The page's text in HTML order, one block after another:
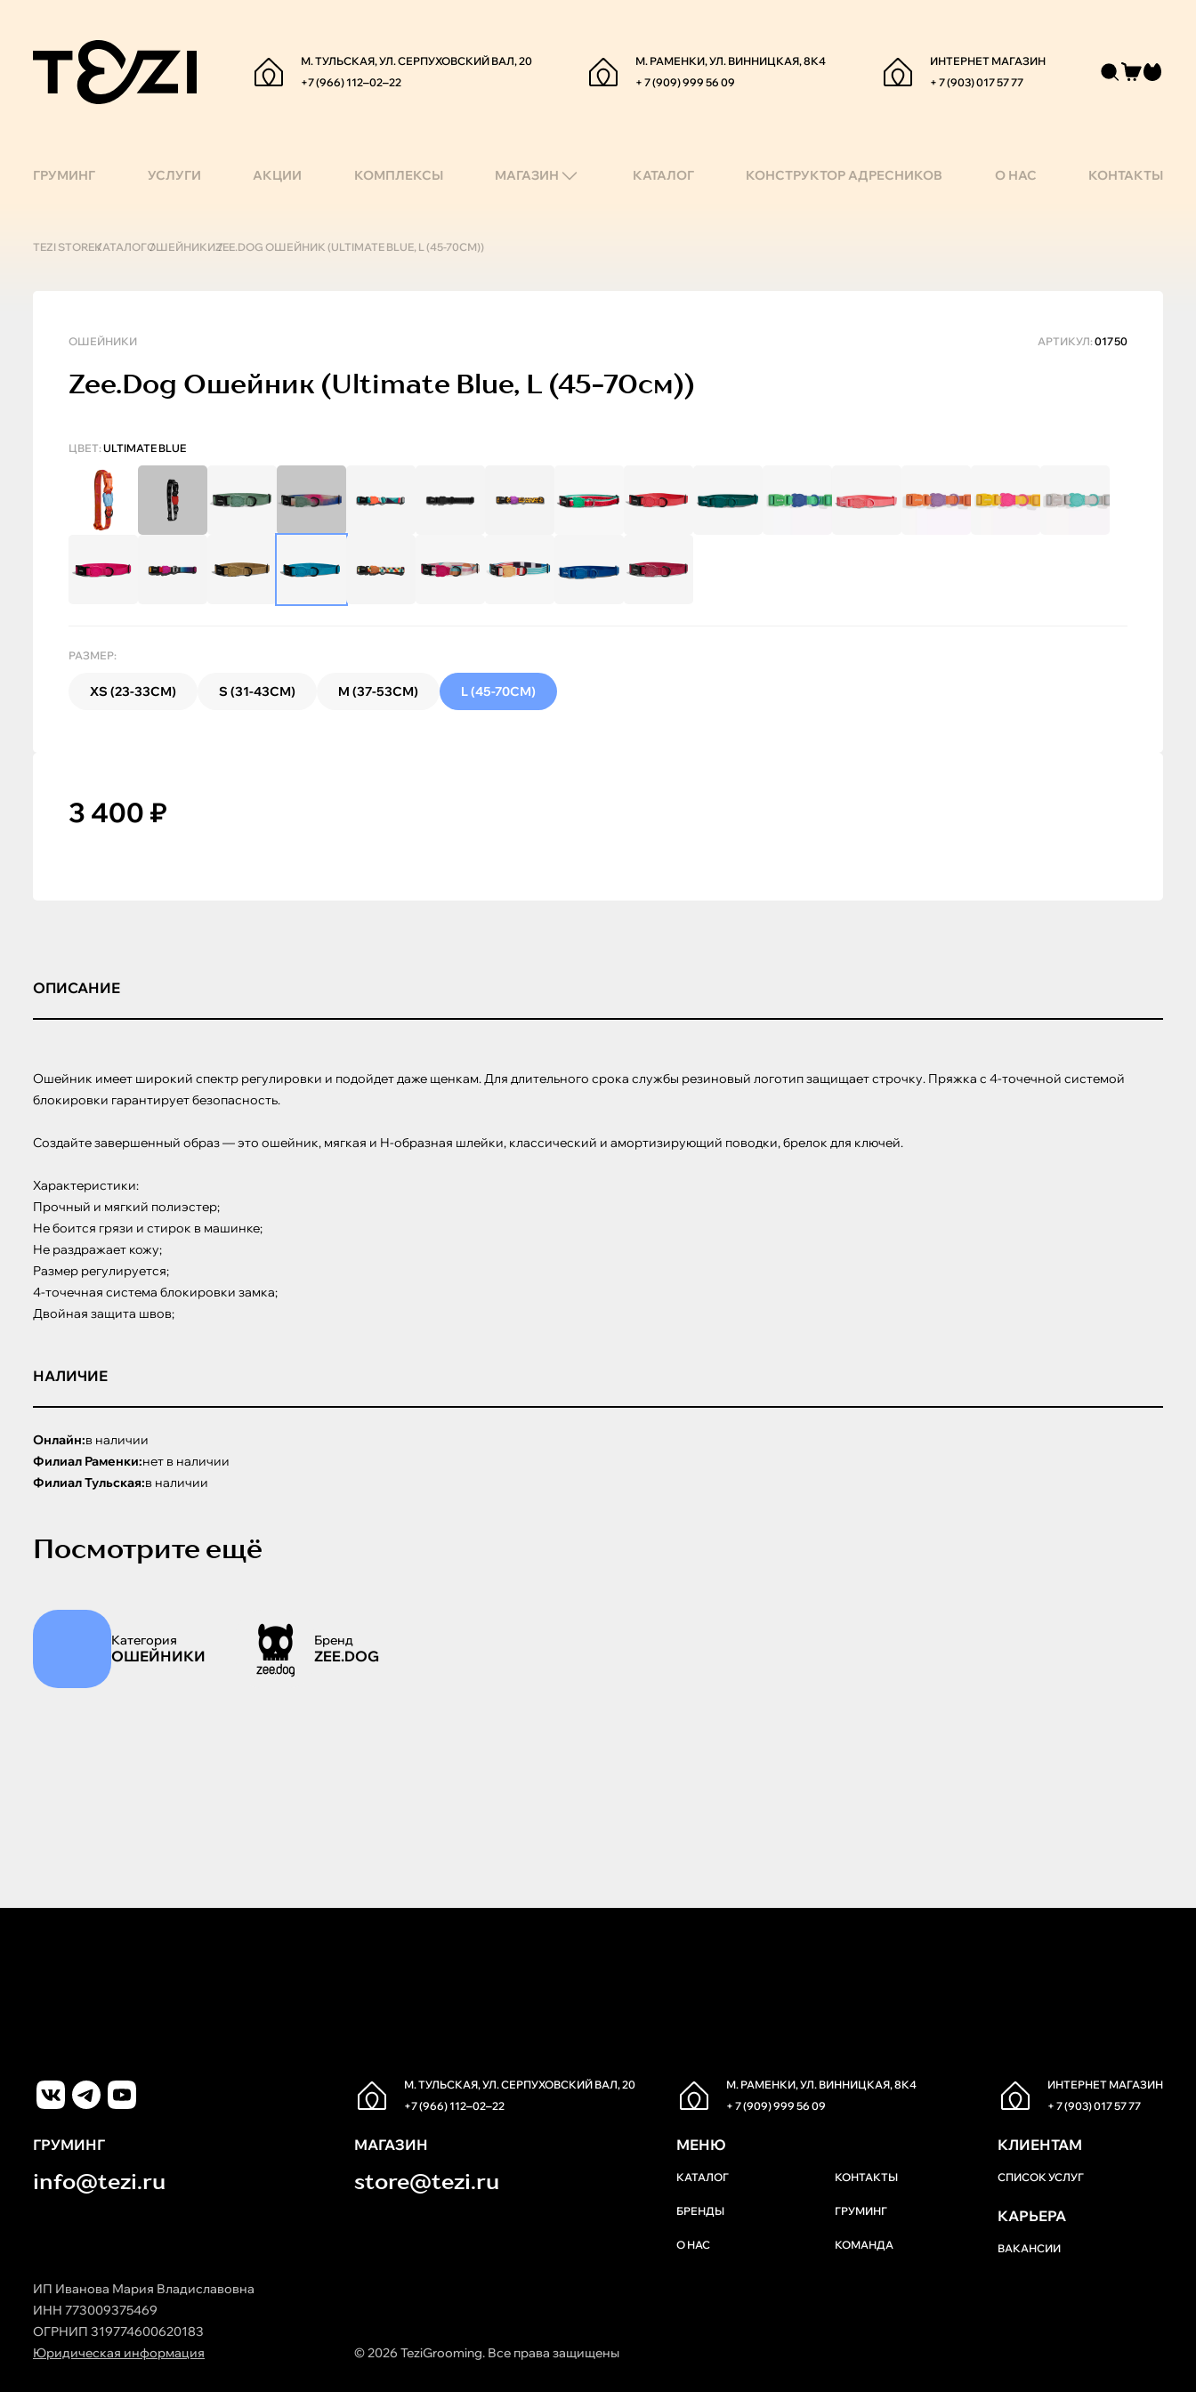
М. ТУЛЬСКАЯ, УЛ. СЕРПУХОВСКИЙ ВАЛ, 20
+7 (966) 112‒02‒22
М. РАМЕНКИ, УЛ. ВИННИЦКАЯ, 8К4
+ 7 (909) 999 56 09
ИНТЕРНЕТ МАГАЗИН
+ 7 (903) 017 57 77
ГРУМИНГ УСЛУГИ АКЦИИ КОМПЛЕКСЫ МАГАЗИН КАТАЛОГ КОНСТРУКТОР АДРЕСНИКОВ О НАС КОНТАКТЫ
TEZI STOREКАТАЛОГОШЕЙНИКИZEE.DOG ОШЕЙНИК (ULTIMATE BLUE, L (45-70СМ))
ОШЕЙНИКИ АРТИКУЛ: 01750
Zee.Dog Ошейник (ultimate Blue, L (45-70см))
ЦВЕТ: ULTIMATE BLUE
РАЗМЕР:
XS (23-33СМ) S (31-43СМ) M (37-53СМ) L (45-70СМ)
3 400 ₽
ОПИСАНИЕ
Ошейник имеет широкий спектр регулировки и подойдет даже щенкам. Для длительного срока службы резиновый логотип защищает строчку. Пряжка с 4-точечной системой
блокировки гарантирует безопасность.
Создайте завершенный образ — это ошейник, мягкая и Н-образная шлейки, классический и амортизирующий поводки, брелок для ключей.
Характеристики:
Прочный и мягкий полиэстер;
Не боится грязи и стирок в машинке;
Не раздражает кожу;
Размер регулируется;
4-точечная система блокировки замка;
Двойная защита швов;
НАЛИЧИЕ
Онлайн:в наличии
Филиал Раменки:нет в наличии
Филиал Тульская:в наличии
Посмотрите ещё
Категория
ОШЕЙНИКИ
Бренд
ZEE.DOG
М. ТУЛЬСКАЯ, УЛ. СЕРПУХОВСКИЙ ВАЛ, 20
+7 (966) 112‒02‒22
М. РАМЕНКИ, УЛ. ВИННИЦКАЯ, 8К4
+ 7 (909) 999 56 09
ИНТЕРНЕТ МАГАЗИН
+ 7 (903) 017 57 77
ГРУМИНГ
info@tezi.ru
МАГАЗИН
store@tezi.ru
МЕНЮ
КАТАЛОГ КОНТАКТЫ
БРЕНДЫ ГРУМИНГ
О НАС КОМАНДА
КЛИЕНТАМ
СПИСОК УСЛУГ
КАРЬЕРА
ВАКАНСИИ
ИП Иванова Мария Владиславовна
ИНН 773009375469
ОГРНИП 319774600620183
Юридическая информация
© 2026 TeziGrooming. Все права защищены